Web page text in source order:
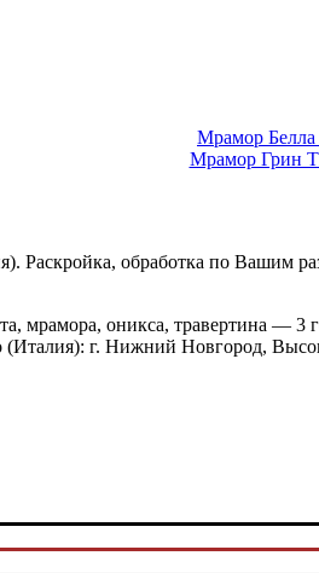
Мрамор
Мрамор Грин
обработка по Вашим
мрамора, оникса, травертина —
г. Нижний Новгород,